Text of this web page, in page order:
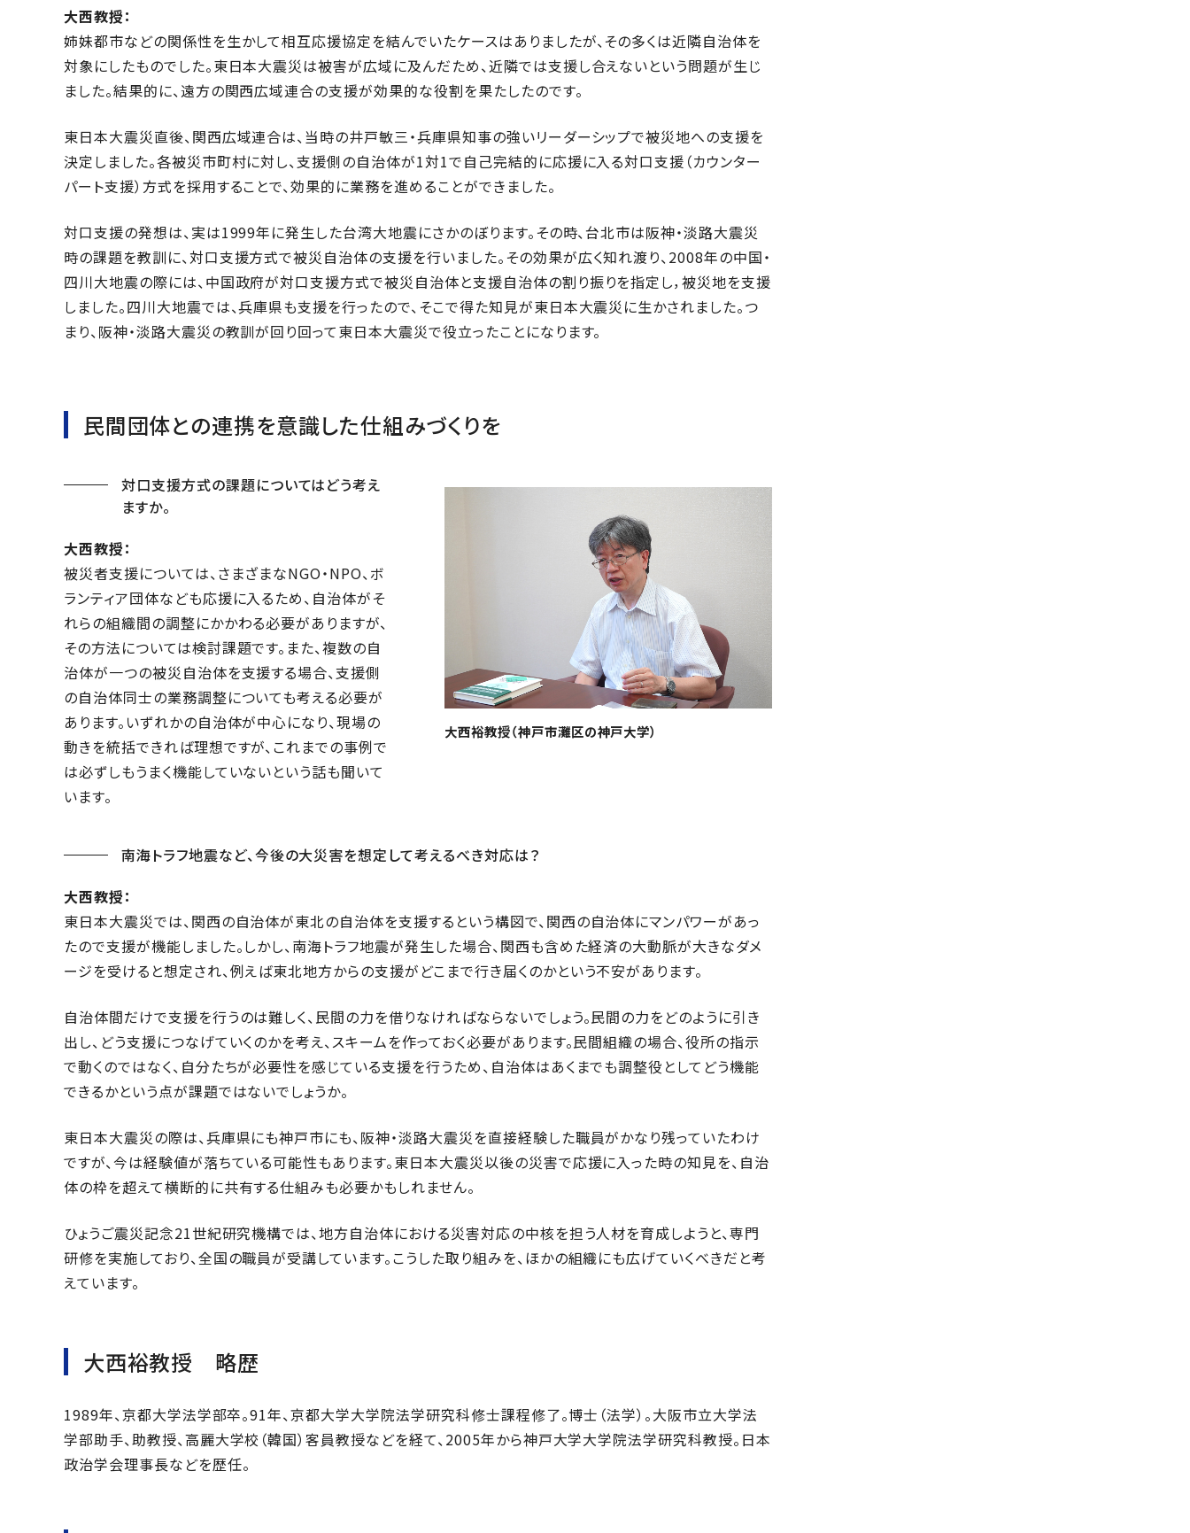
大西教授：
姉妹都市などの関係性を生かして相互応援協定を結んでいたケースはありましたが、その多くは近隣自治体を
対象にしたものでした。東日本大震災は被害が広域に及んだため、近隣では支援し合えないという問題が生じ
ました。結果的に、遠方の関西広域連合の支援が効果的な役割を果たしたのです。
東日本大震災直後、関西広域連合は、当時の井戸敏三・兵庫県知事の強いリーダーシップで被災地への支援を
決定しました。各被災市町村に対し、支援側の自治体が1対1で自己完結的に応援に入る対口支援（カウンター
パート支援）方式を採用することで、効果的に業務を進めることができました。
対口支援の発想は、実は1999年に発生した台湾大地震にさかのぼります。その時、台北市は阪神・淡路大震災
時の課題を教訓に、対口支援方式で被災自治体の支援を行いました。その効果が広く知れ渡り、2008年の中国・
四川大地震の際には、中国政府が対口支援方式で被災自治体と支援自治体の割り振りを指定し，被災地を支援
しました。四川大地震では、兵庫県も支援を行ったので、そこで得た知見が東日本大震災に生かされました。つ
まり、阪神・淡路大震災の教訓が回り回って東日本大震災で役立ったことになります。
民間団体との連携を意識した仕組みづくりを
大西裕教授（神戸市灘区の神戸大学）
対口支援方式の課題についてはどう考え
ますか。
大西教授：
被災者支援については、さまざまなNGO・NPO、ボ
ランティア団体なども応援に入るため、自治体がそ
れらの組織間の調整にかかわる必要がありますが、
その方法については検討課題です。また、複数の自
治体が一つの被災自治体を支援する場合、支援側
の自治体同士の業務調整についても考える必要が
あります。いずれかの自治体が中心になり、現場の
動きを統括できれば理想ですが、これまでの事例で
は必ずしもうまく機能していないという話も聞いて
います。
南海トラフ地震など、今後の大災害を想定して考えるべき対応は？
大西教授：
東日本大震災では、関西の自治体が東北の自治体を支援するという構図で、関西の自治体にマンパワーがあっ
たので支援が機能しました。しかし、南海トラフ地震が発生した場合、関西も含めた経済の大動脈が大きなダメ
ージを受けると想定され、例えば東北地方からの支援がどこまで行き届くのかという不安があります。
自治体間だけで支援を行うのは難しく、民間の力を借りなければならないでしょう。民間の力をどのように引き
出し、どう支援につなげていくのかを考え、スキームを作っておく必要があります。民間組織の場合、役所の指示
で動くのではなく、自分たちが必要性を感じている支援を行うため、自治体はあくまでも調整役としてどう機能
できるかという点が課題ではないでしょうか。
東日本大震災の際は、兵庫県にも神戸市にも、阪神・淡路大震災を直接経験した職員がかなり残っていたわけ
ですが、今は経験値が落ちている可能性もあります。東日本大震災以後の災害で応援に入った時の知見を、自治
体の枠を超えて横断的に共有する仕組みも必要かもしれません。
ひょうご震災記念21世紀研究機構では、地方自治体における災害対応の中核を担う人材を育成しようと、専門
研修を実施しており、全国の職員が受講しています。こうした取り組みを、ほかの組織にも広げていくべきだと考
えています。
大西裕教授 略歴
1989年、京都大学法学部卒。91年、京都大学大学院法学研究科修士課程修了。博士（法学）。大阪市立大学法
学部助手、助教授、高麗大学校（韓国）客員教授などを経て、2005年から神戸大学大学院法学研究科教授。日本
政治学会理事長などを歴任。